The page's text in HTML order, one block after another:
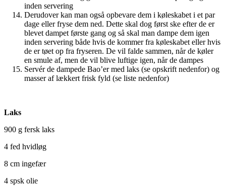
inden servering
Derudover kan man også opbevare dem i køleskabet i et par
dage eller fryse dem ned. Dette skal dog først ske efter de er
blevet dampet første gang og så skal man dampe dem igen
inden servering både hvis de kommer fra køleskabet eller hvis
de er tøet op fra fryseren. De vil falde sammen, når de køler
en smule af, men de vil blive luftige igen, når de dampes
Servér de dampede Bao’er med laks (se opskrift nedenfor) og
masser af lækkert frisk fyld (se liste nedenfor)
Laks
900 g fersk laks
4 fed hvidløg
8 cm ingefær
4 spsk olie